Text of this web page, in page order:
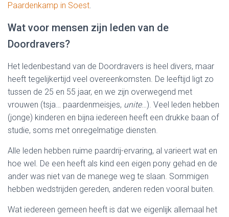
Paardenkamp in Soest.
Wat voor mensen zijn leden van de
Doordravers?
Het ledenbestand van de Doordravers is heel divers, maar
heeft tegelijkertijd veel overeenkomsten. De leeftijd ligt zo
tussen de 25 en 55 jaar, en we zijn overwegend met
vrouwen (tsja… paardenmeisjes, unite…). Veel leden hebben
(jonge) kinderen en bijna iedereen heeft een drukke baan of
studie, soms met onregelmatige diensten.
Alle leden hebben ruime paardrij-ervaring, al varieert wat en
hoe wel. De een heeft als kind een eigen pony gehad en de
ander was niet van de manege weg te slaan. Sommigen
hebben wedstrijden gereden, anderen reden vooral buiten.
Wat iedereen gemeen heeft is dat we eigenlijk allemaal het